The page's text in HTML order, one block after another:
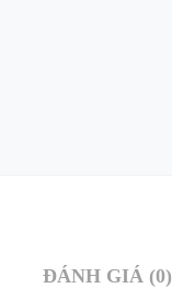
ĐÁNH GIÁ (0)